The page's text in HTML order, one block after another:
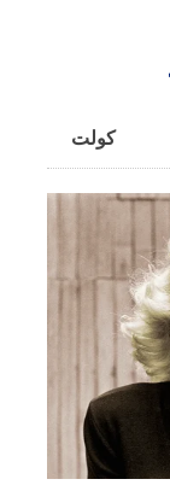
کولت